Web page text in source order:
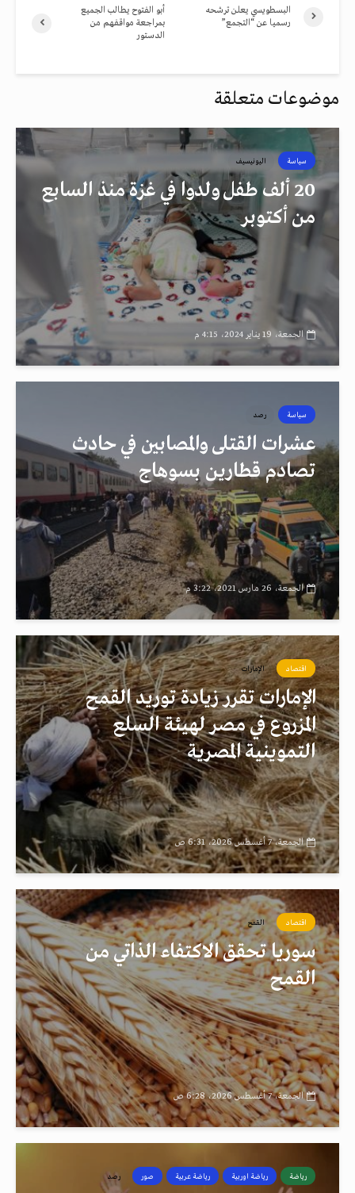
أبو الفتوح يطالب الجميع
بمراجعة مواقفهم من
الدستور
البسطويسي يعلن ترشحه
رسميا عن “التجمع”
موضوعات متعلقة
سياسة اليونيسيف
20 ألف طفل ولدوا في غزة منذ السابع
من أكتوبر
الجمعة، 19 يناير 2024، 4:15 م
سياسة رصد
عشرات القتلى والمصابين في حادث
تصادم قطارين بسوهاج
الجمعة، 26 مارس 2021، 3:22 م
اقتصاد الإمارات
الإمارات تقرر زيادة توريد القمح
المزروع في مصر لهيئة السلع
التموينية المصرية
الجمعة، 7 أغسطس 2026، 6:31 ص
اقتصاد القمح
سوريا تحقق الاكتفاء الذاتي من
القمح
الجمعة، 7 أغسطس 2026، 6:28 ص
رياضة رياضة اوربية رياضة عربية صور رصد